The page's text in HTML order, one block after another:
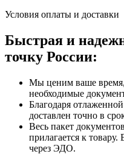
Условия оплаты и доставки
Быстрая и
точку России:
Мы ценим ваше время,
необходимые
Благодаря
доставлен точно в
Весь пакет
прилагается к
через ЭДО.